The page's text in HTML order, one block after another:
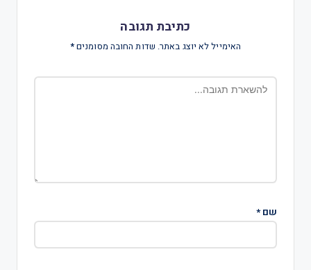
כתיבת תגובה
האימייל לא יוצג באתר. שדות החובה מסומנים*
שם*